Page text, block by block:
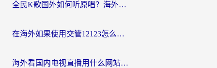
全民K歌国外如何听原唱？海外党亲测有效的回国加速器选择指南
在海外如果使用交管12123怎么处理？留学生亲测有效的回国加速方案
海外看国内电视直播用什么网站比较好？一篇解决你所有追剧难题的实用指南